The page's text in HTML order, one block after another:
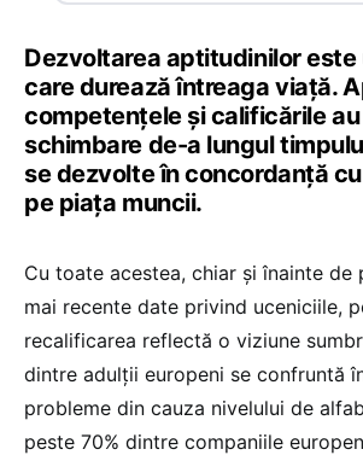
Dezvoltarea aptitudinilor este
care durează întreaga viață.
competențele și calificările
schimbare de-a lungul
se dezvolte în concordanță
pe piața muncii.
Cu toate acestea, chiar și înainte de
mai recente date privind uceniciile,
recalificarea reflectă o viziune
dintre adulții europeni se confruntă
probleme din cauza nivelului de
peste 70% dintre companiile